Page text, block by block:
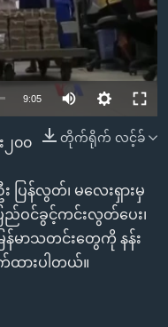
available
9:05
တိုက်ရိုက် လင့်ခ်
၀၀
ြန်လွတ်၊ မလေးရှားမှ
ဝင်ခွင့်ကင်းလွတ်ပေး၊
မာသတင်းတွေကို နန်း
ထားပါတယ်။